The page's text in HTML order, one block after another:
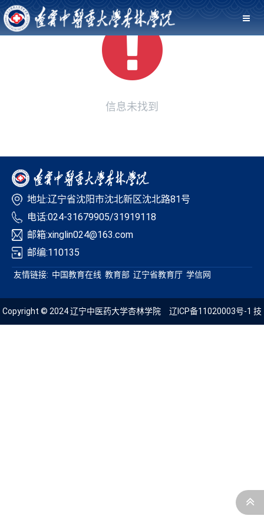
信息未找到
地址:辽宁省沈阳市沈北新区沈北路81号
电话:024-31679905/31919118
邮箱:xinglin024@163.com
邮编:110135
友情链接: 中国教育在线 教育部 辽宁省教育厅 学信网
Copyright © 2024 辽宁中医药大学杏林学院 辽ICP备11020003号-1 技